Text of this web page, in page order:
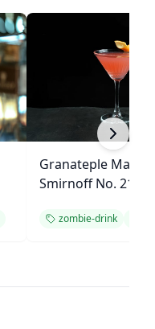
Granateple
Smirnoff No. 21
zombie-drink